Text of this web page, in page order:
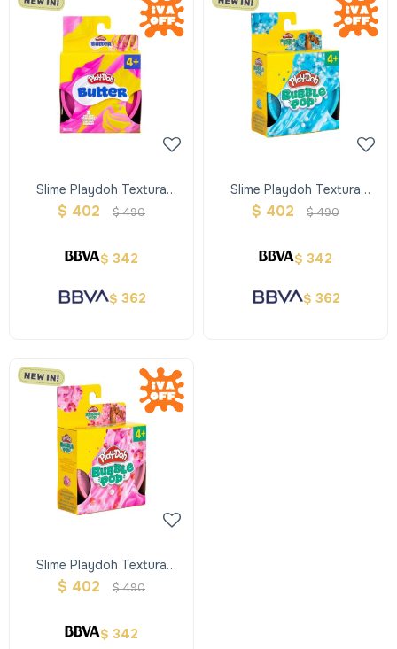
Slime Playdoh Textura
Butter Mix 2 Colores
$ 402 $490
$ 342
$ 362
Slime Playdoh Textura
Bubble Pop Celeste
$ 402 $490
$ 342
$ 362
Slime Playdoh Textura
Bubble Pop Rosado
$ 402 $490
$ 342